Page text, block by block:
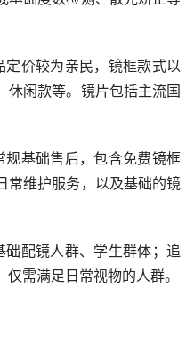
价较为亲民，镜框款式以
休闲款等。镜片包括主流国
基础售后，包含免费镜框
常维护服务，以及基础的镜
配镜人群、学生群体；追
需满足日常视物的人群。